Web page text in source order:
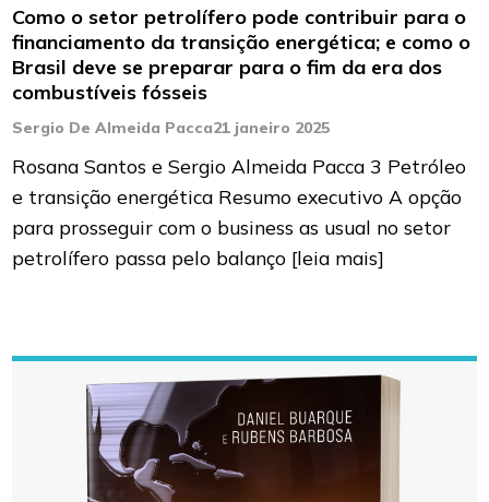
Como o setor petrolífero pode contribuir para o
financiamento da transição energética; e como o
Brasil deve se preparar para o fim da era dos
combustíveis fósseis
Sergio De Almeida Pacca21 janeiro 2025
Rosana Santos e Sergio Almeida Pacca 3 Petróleo
e transição energética Resumo executivo A opção
para prosseguir com o business as usual no setor
petrolífero passa pelo balanço [leia mais]